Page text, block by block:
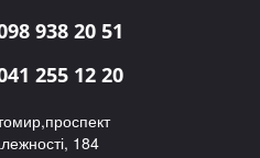
938 20 51
255 12 20
184